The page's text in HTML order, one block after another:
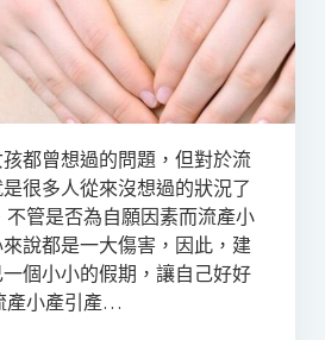
都曾想過的問題，但對於流
很多人從來沒想過的狀況了
不管是否為自願因素而流產小
說都是一大傷害，因此，建
個小小的假期，讓自己好好
產小產引產…